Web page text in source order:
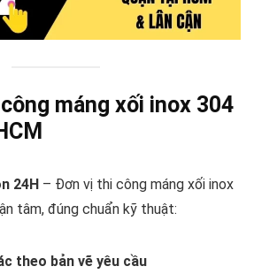
máng xối inox 304
24H – Đơn vị thi công máng xối inox
tâm, đúng chuẩn kỹ thuật:
theo bản vẽ yêu cầu